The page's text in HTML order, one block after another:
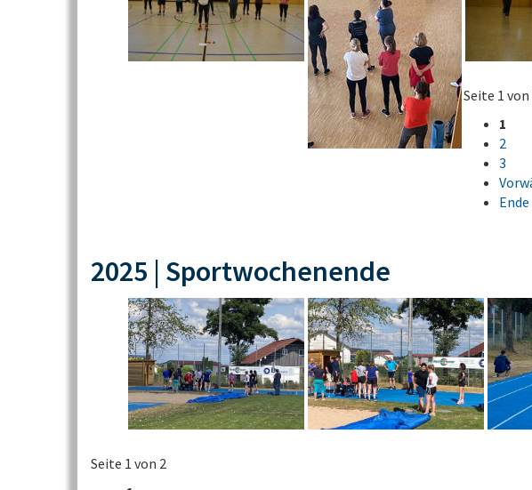
Seite 1 von
1
2
3
Ende
2025 | Sportwochenende
Seite 1 von 2